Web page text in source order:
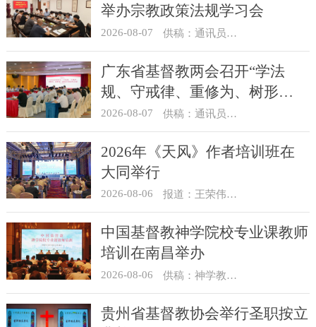
举办宗教政策法规学习会
2026-08-07 供稿：通讯员 靳新元
广东省基督教两会召开“学法
规、守戒律、重修为、树形
象”教育活动总结会议
2026-08-07 供稿：通讯员 汪浩
2026年《天风》作者培训班在
大同举行
2026-08-06 报道：王荣伟 摄影：冯谦
中国基督教神学院校专业课教师
培训在南昌举办
2026-08-06 供稿：神学教育部
贵州省基督教协会举行圣职按立